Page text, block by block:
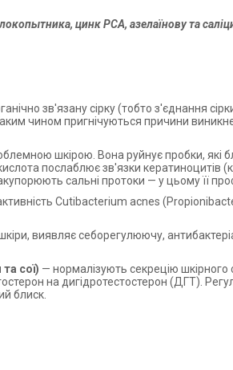
цинк РСА, азелаїнову та
зв'язану сірку (тобто з'єднання
чином пригнічуються причини
шкірою. Вона руйнує пробки, які
послаблює зв'язки кератиноцитів
сальні протоки — у цьому її
Cutibacterium acnes
виявляє себорегулюючу,
сої) — нормалізують секрецію шкірного
на дигідротестостерон (ДГТ).
блиск.